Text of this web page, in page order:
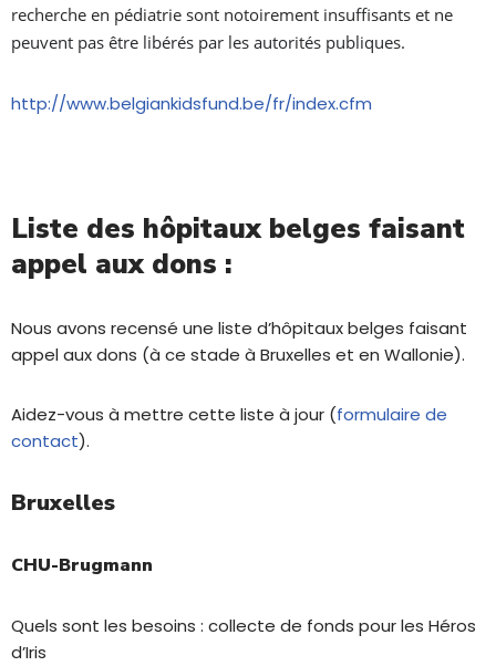
recherche en pédiatrie sont notoirement insuffisants et ne
peuvent pas être libérés par les autorités publiques.
http://www.belgiankidsfund.be/fr/index.cfm
Liste des hôpitaux belges faisant
appel aux dons :
Nous avons recensé une liste d’hôpitaux belges faisant
appel aux dons (à ce stade à Bruxelles et en Wallonie).
Aidez-vous à mettre cette liste à jour (formulaire de
contact).
Bruxelles
CHU-Brugmann
Quels sont les besoins : collecte de fonds pour les Héros
d’Iris